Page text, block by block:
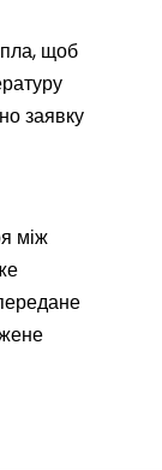
щоб
заявку
між